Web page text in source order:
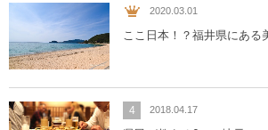
2020.03.01
ここ日本！？福井県にある
4 2018.04.17